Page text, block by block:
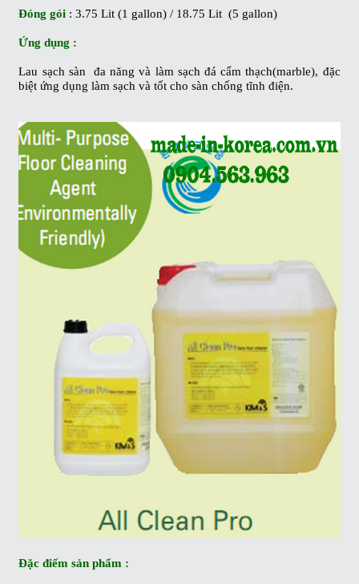
Đóng gói : 3.75 Lit (1 gallon) / 18.75 Lit (5 gallon)
Ứng dụng :
Lau sạch sàn đa năng và làm sạch đá cẩm thạch(marble), đặc
biệt ứng dụng làm sạch và tốt cho sàn chống tĩnh điện.
Đặc điểm sản phẩm :